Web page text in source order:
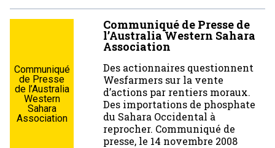
Communiqué
de Presse
de l’Australia
Western
Sahara
Association
Communiqué de Presse de
l’Australia Western Sahara
Association
Des actionnaires questionnent
Wesfarmers sur la vente
d’actions par rentiers moraux.
Des importations de phosphate
du Sahara Occidental à
reprocher. Communiqué de
presse, le 14 novembre 2008